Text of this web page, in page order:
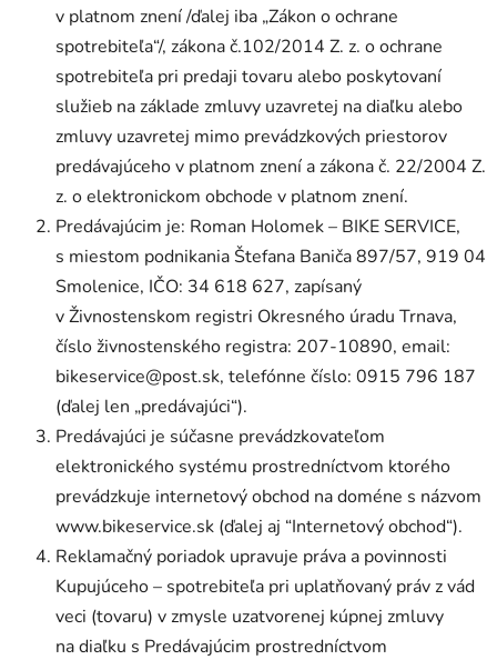
v platnom znení /ďalej iba „Zákon o ochrane
spotrebiteľa“/, zákona č.102/2014 Z. z. o ochrane
spotrebiteľa pri predaji tovaru alebo poskytovaní
služieb na základe zmluvy uzavretej na diaľku alebo
zmluvy uzavretej mimo prevádzkových priestorov
predávajúceho v platnom znení a zákona č. 22/2004 Z.
z. o elektronickom obchode v platnom znení.
Predávajúcim je: Roman Holomek – BIKE SERVICE,
s miestom podnikania Štefana Baniča 897/57, 919 04
Smolenice, IČO: 34 618 627, zapísaný
v Živnostenskom registri Okresného úradu Trnava,
číslo živnostenského registra: 207-10890, email:
bikeservice@post.sk, telefónne číslo: 0915 796 187
(ďalej len „predávajúci“).
Predávajúci je súčasne prevádzkovateľom
elektronického systému prostredníctvom ktorého
prevádzkuje internetový obchod na doméne s názvom
www.bikeservice.sk (ďalej aj “Internetový obchod“).
Reklamačný poriadok upravuje práva a povinnosti
Kupujúceho – spotrebiteľa pri uplatňovaný práv z vád
veci (tovaru) v zmysle uzatvorenej kúpnej zmluvy
na diaľku s Predávajúcim prostredníctvom